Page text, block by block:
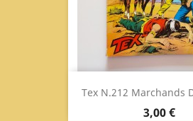
Tex N.212 Marchands
Prix
3,00 €